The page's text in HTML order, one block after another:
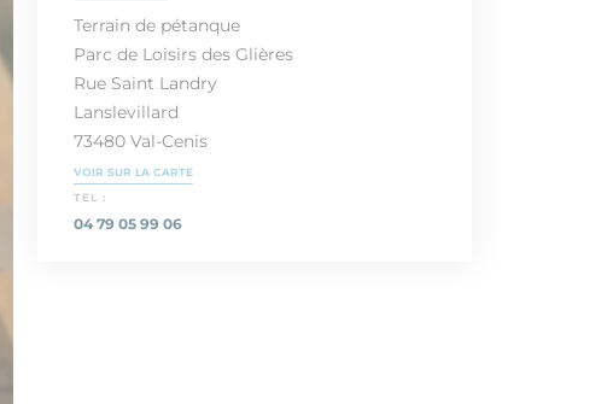
Terrain de pétanque
Parc de Loisirs des Glières
Rue Saint Landry
Lanslevillard
73480 Val-Cenis
VOIR SUR LA CARTE
TEL :
04 79 05 99 06